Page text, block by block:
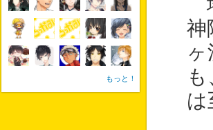
神
は
もっと！